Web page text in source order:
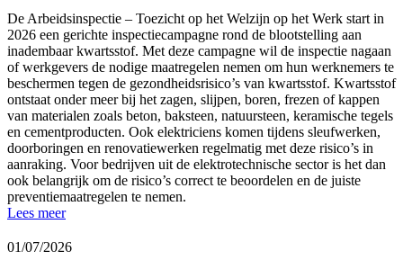
De Arbeidsinspectie – Toezicht op het Welzijn op het Werk start in
2026 een gerichte inspectiecampagne rond de blootstelling aan
inadembaar kwartsstof. Met deze campagne wil de inspectie nagaan
of werkgevers de nodige maatregelen nemen om hun werknemers te
beschermen tegen de gezondheidsrisico’s van kwartsstof. Kwartsstof
ontstaat onder meer bij het zagen, slijpen, boren, frezen of kappen
van materialen zoals beton, baksteen, natuursteen, keramische tegels
en cementproducten. Ook elektriciens komen tijdens sleufwerken,
doorboringen en renovatiewerken regelmatig met deze risico’s in
aanraking. Voor bedrijven uit de elektrotechnische sector is het dan
ook belangrijk om de risico’s correct te beoordelen en de juiste
preventiemaatregelen te nemen.
Lees meer
01/07/2026